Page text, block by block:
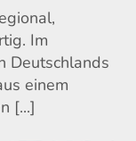
Im
Deutschlands
einem
[...]